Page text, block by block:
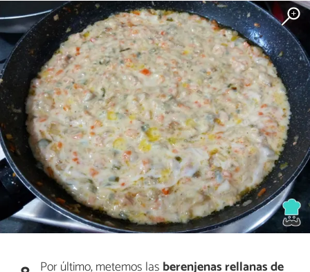
Por último, metemos las berenjenas rellanas de